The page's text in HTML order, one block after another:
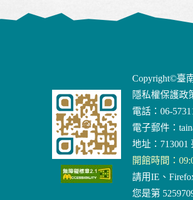
Copyright©臺
隱私權保護政
電話：06-
電子郵件：
地址：713001
開館時間：
請用IE、
您是第